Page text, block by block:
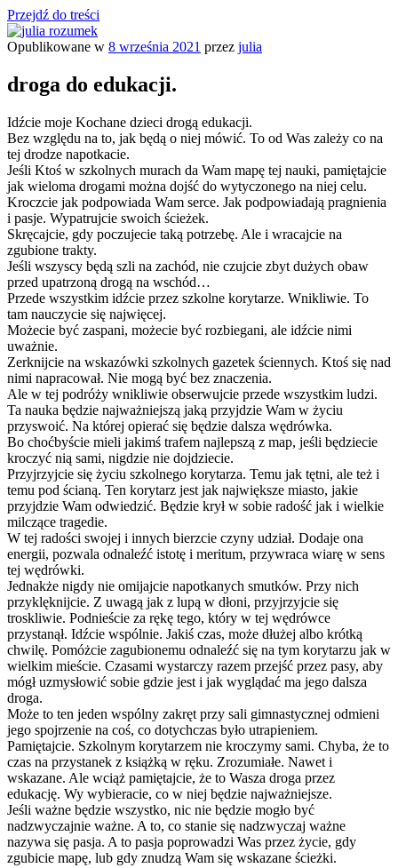
Przejdź do treści
Opublikowane w 8 września 2021 przez julia
droga do edukacji.
Idźcie moje Kochane dzieci drogą edukacji.
Bez względu na to, jak będą o niej mówić. To od Was zależy co na
tej drodze napotkacie.
Jeśli Ktoś w szkolnych murach da Wam mapę tej nauki, pamiętajcie
jak wieloma drogami można dojść do wytyczonego na niej celu.
Kroczcie jak podpowiada Wam serce. Jak podpowiadają pragnienia
i pasje. Wypatrujcie swoich ścieżek.
Skręcajcie, gdy poczujecie taką potrzebę. Ale i wracajcie na
zgubione trakty.
Jeśli wszyscy będą szli na zachód, nie czujcie zbyt dużych obaw
przed upatrzoną drogą na wschód…
Przede wszystkim idźcie przez szkolne korytarze. Wnikliwie. To
tam nauczycie się najwięcej.
Możecie być zaspani, możecie być rozbiegani, ale idźcie nimi
uważnie.
Zerknijcie na wskazówki szkolnych gazetek ściennych. Ktoś się nad
nimi napracował. Nie mogą być bez znaczenia.
Ale w tej podróży wnikliwie obserwujcie przede wszystkim ludzi.
Ta nauka będzie najważniejszą jaką przyjdzie Wam w życiu
przyswoić. Na której opierać się będzie dalsza wędrówka.
Bo choćbyście mieli jakimś trafem najlepszą z map, jeśli będziecie
kroczyć nią sami, nigdzie nie dojdziecie.
Przyjrzyjcie się życiu szkolnego korytarza. Temu jak tętni, ale też i
temu pod ścianą. Ten korytarz jest jak największe miasto, jakie
przyjdzie Wam odwiedzić. Będzie krył w sobie radość jak i wielkie
milczące tragedie.
W tej radości swojej i innych bierzcie czyny udział. Dodaje ona
energii, pozwala odnaleźć istotę i meritum, przywraca wiarę w sens
tej wędrówki.
Jednakże nigdy nie omijajcie napotkanych smutków. Przy nich
przyklęknijcie. Z uwagą jak z lupą w dłoni, przyjrzyjcie się
troskliwie. Podnieście za rękę tego, który w tej wędrówce
przystanął. Idźcie wspólnie. Jakiś czas, może dłużej albo krótką
chwilę. Pomóżcie zagubionemu odnaleźć się na tym korytarzu jak w
wielkim mieście. Czasami wystarczy razem przejść przez pasy, aby
mógł uzmysłowić sobie gdzie jest i jak wyglądać ma jego dalsza
droga.
Może to ten jeden wspólny zakręt przy sali gimnastycznej odmieni
jego spojrzenie na coś, co dotychczas było utrapieniem.
Pamiętajcie. Szkolnym korytarzem nie kroczymy sami. Chyba, że to
czas na przystanek z książką w ręku. Zrozumiałe. Nawet i
wskazane. Ale wciąż pamiętajcie, że to Wasza droga przez
edukację. Wy wybieracie, co w niej będzie najważniejsze.
Jeśli ważne będzie wszystko, nic nie będzie mogło być
nadzwyczajnie ważne. A to, co stanie się nadzwyczaj ważne
nazywa się pasja. A to pasja poprowadzi Was przez życie, gdy
zgubicie mapę, lub gdy znudzą Wam się wskazane ścieżki.